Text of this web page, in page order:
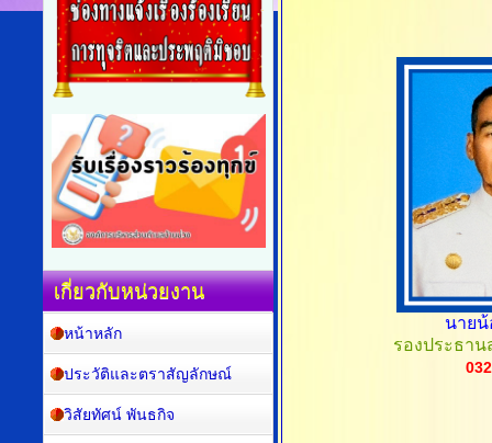
นายน้
รองประธา
เกี่ยวกับหน่วยงาน
หน้าหลัก
ประวัติและตราสัญลักษณ์
วิสัยทัศน์ พันธกิจ